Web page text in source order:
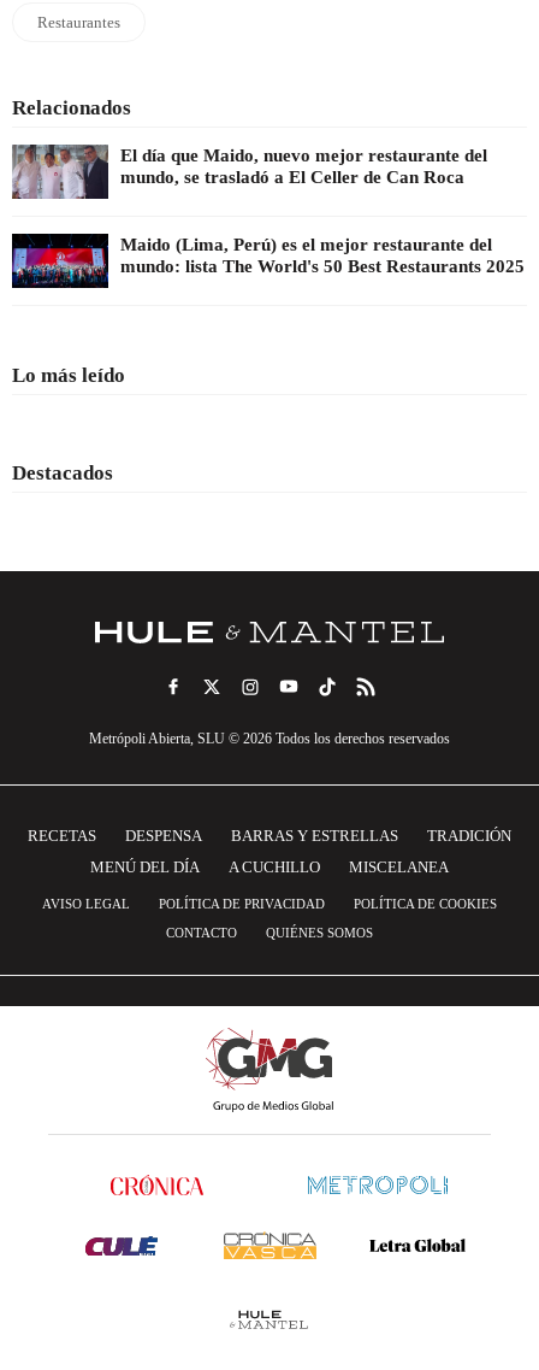
Restaurantes
Relacionados
El día que Maido, nuevo mejor restaurante del
mundo, se trasladó a El Celler de Can Roca
Maido (Lima, Perú) es el mejor restaurante del
mundo: lista The World's 50 Best Restaurants 2025
Lo más leído
Destacados
Metrópoli Abierta, SLU © 2026 Todos los derechos reservados
RECETAS DESPENSA BARRAS Y ESTRELLAS
TRADICIÓN
MENÚ DEL DÍA
A CUCHILLO MISCELANEA
AVISO LEGAL POLÍTICA DE PRIVACIDAD
POLÍTICA DE COOKIES
CONTACTO
QUIÉNES SOMOS